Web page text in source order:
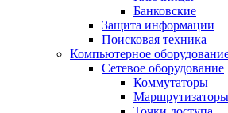
Банковские
Защита информации
Поисковая техника
Компьютерное
Сетевое оборудование
Коммутаторы
Маршрутизаторы